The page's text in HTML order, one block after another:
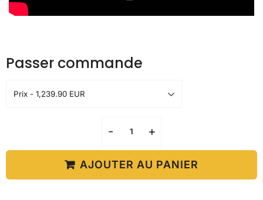
Passer commande
- +
AJOUTER AU PANIER